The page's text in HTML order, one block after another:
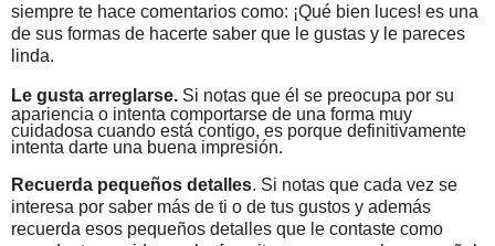
siempre te hace comentarios como: ¡Qué bien luces! es una
de sus formas de hacerte saber que le gustas y le pareces
linda.
Le gusta arreglarse. Si notas que él se preocupa por su
apariencia o intenta comportarse de una forma muy
cuidadosa cuando está contigo, es porque definitivamente
intenta darte una buena impresión.
Recuerda pequeños detalles. Si notas que cada vez se
interesa por saber más de ti o de tus gustos y además
recuerda esos pequeños detalles que le contaste como